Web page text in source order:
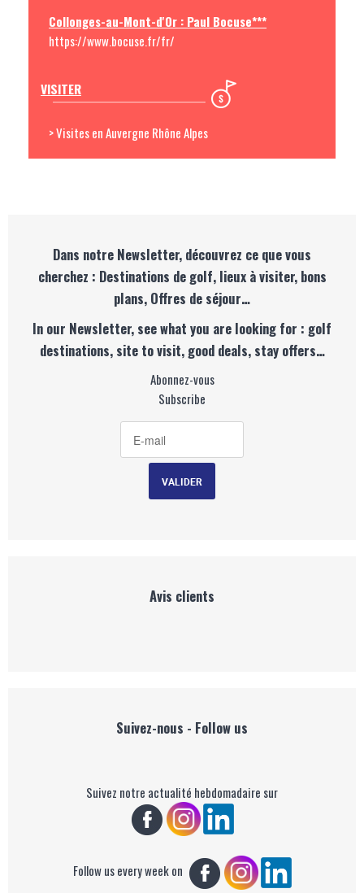
Collonges-au-Mont-d'Or : Paul Bocuse***
https://www.bocuse.fr/fr/
VISITER
> Visites en Auvergne Rhône Alpes
Dans notre Newsletter, découvrez ce que vous
cherchez : Destinations de golf, lieux à visiter, bons
plans, Offres de séjour…
In our Newsletter, see what you are looking for : golf
destinations, site to visit, good deals, stay offers…
Abonnez-vous
Subscribe
Avis clients
Suivez-nous - Follow us
Suivez notre actualité hebdomadaire sur
Follow us every week on